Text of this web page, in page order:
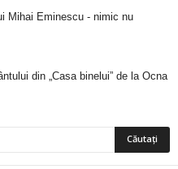
Mihai Eminescu - nimic nu
din „Casa binelui” de la Ocna